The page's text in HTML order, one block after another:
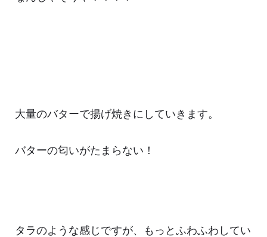
大量のバターで揚げ焼きにしていきます。
バターの匂いがたまらない！
タラのような感じですが、もっとふわふわしてい